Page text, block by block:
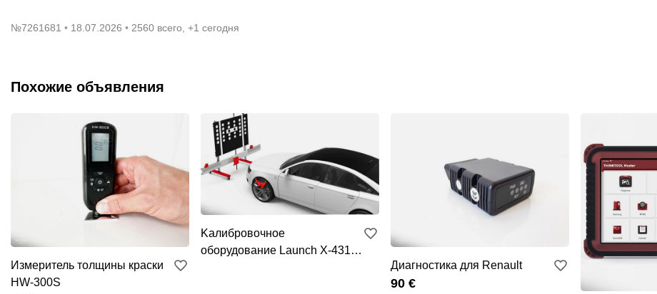
№7261681 18.07.2026 2560 всего, +1 сегодня
Похожие объявления
Измеритель толщины краски
HW-300S
Kалибровочное
оборудование Launch X-431
Диагностика для Renault
90 €